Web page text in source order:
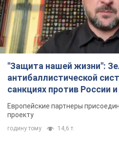
"Защита нашей жизни":
антибаллистической
санкциях против России
Видео
Европейские партнеры
проекту
годину тому 14,6 т.